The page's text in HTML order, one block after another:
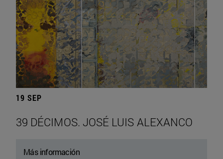
19 SEP
39 DÉCIMOS. JOSÉ LUIS ALEXANCO
Más información